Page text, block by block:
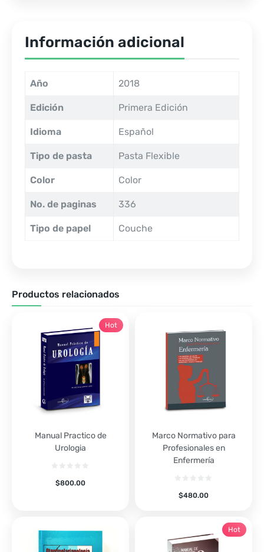
Información adicional
Año 2018
Edición Primera Edición
Idioma Español
Tipo de pasta Pasta Flexible
Color Color
No. de paginas 336
Tipo de papel Couche
Productos relacionados
Manual Practico de
Urologia
$800.00
Hot
Marco Normativo para
Profesionales en
Enfermería
$480.00
Hot